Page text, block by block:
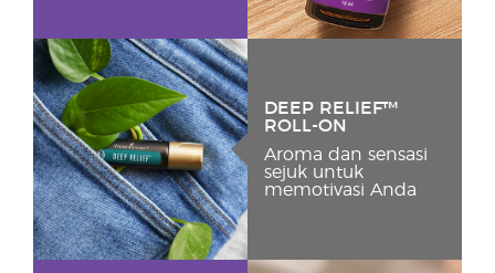
DEEP RELIEF™
ROLL-ON
Aroma dan sensasi
sejuk untuk
memotivasi Anda